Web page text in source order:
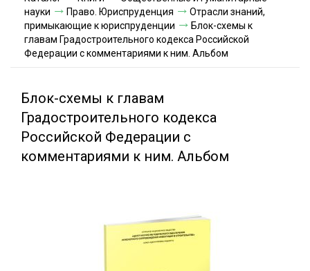
Условия оплаты
Контакты
науки
Право. Юриспруденция
Отрасли знаний,
примыкающие к юриспруденции
Блок-схемы к
главам Градостроительного кодекса Российской
Федерации с комментариями к ним. Альбом
Блок-схемы к главам
Градостроительного кодекса
Российской Федерации с
комментариями к ним. Альбом